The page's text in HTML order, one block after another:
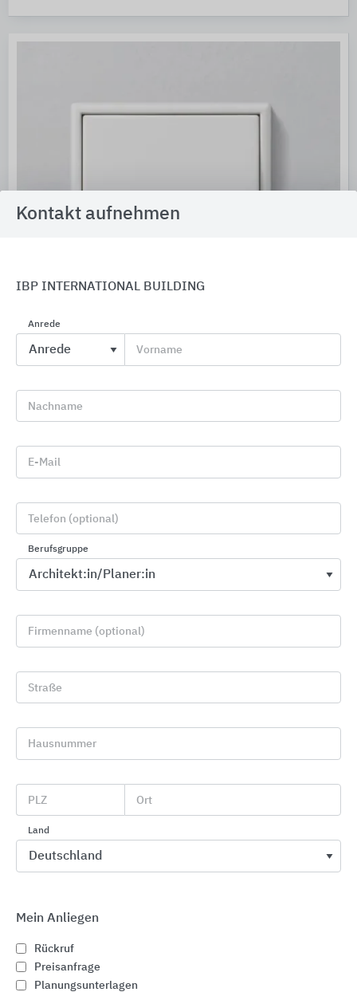
JUNG Schalterprogramme
JUNG
GRÖMO Dachentwässerungszubehör
GRÖMO
Kontakt aufnehmen
IBP INTERNATIONAL BUILDING
Anrede
Vorname
Nachname
E-Mail
Telefon (optional)
Berufsgruppe
Firmenname (optional)
Straße
Hausnummer
PLZ Ort
Land
Mein Anliegen
Rückruf
Preisanfrage
Planungsunterlagen